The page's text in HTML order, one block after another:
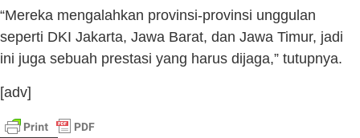
“Mereka mengalahkan provinsi-provinsi unggulan
seperti DKI Jakarta, Jawa Barat, dan Jawa Timur, jadi
ini juga sebuah prestasi yang harus dijaga,” tutupnya.
[adv]